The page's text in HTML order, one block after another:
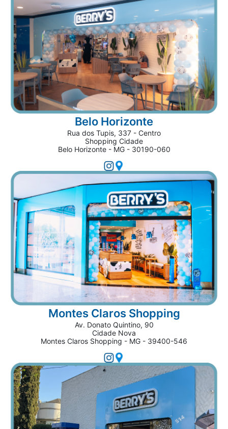
Belo Horizonte
Rua dos Tupis, 337 - Centro
Shopping Cidade
Belo Horizonte - MG - 30190-060
Montes Claros Shopping
Av. Donato Quintino, 90
Cidade Nova
Montes Claros Shopping - MG - 39400-546